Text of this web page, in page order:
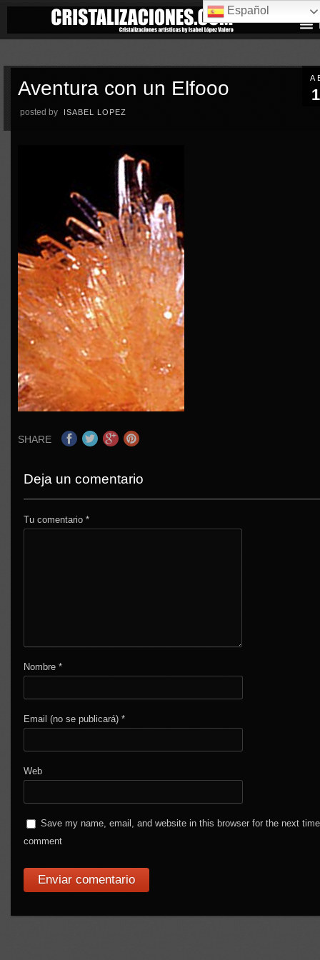
Aventura con un Elfooo
posted by ISABEL LOPEZ
SHARE
Deja un comentario
Tu comentario*
Nombre*
Email (no se publicará)*
Web
Save my name, email, and website in this browser for the next
comment
Español